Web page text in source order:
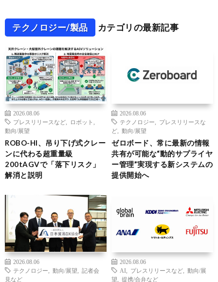
テクノロジー/製品 カテゴリの最新記事
2026.08.06
プレスリリースなど
ロボット
動向/展望
ROBO-HI、吊り下げ式クレー
ンに代わる超重量級
200tAGVで「落下リスク」
解消と説明
2026.08.06
テクノロジー
プレスリリースな
ど
動向/展望
ゼロボード、常に最新の情報
共有が可能な“動的サプライヤ
ー管理”実現する新システムの
提供開始へ
2026.08.06
テクノロジー
動向/展望
記者会
見など
2026.08.06
AI
プレスリリースなど
動向/展
望
提携/合弁など